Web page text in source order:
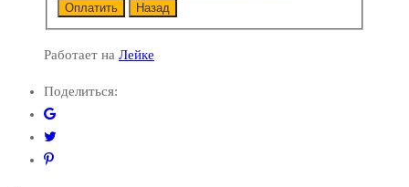
Оплатить Назад
Работает на Лейке
Поделиться: